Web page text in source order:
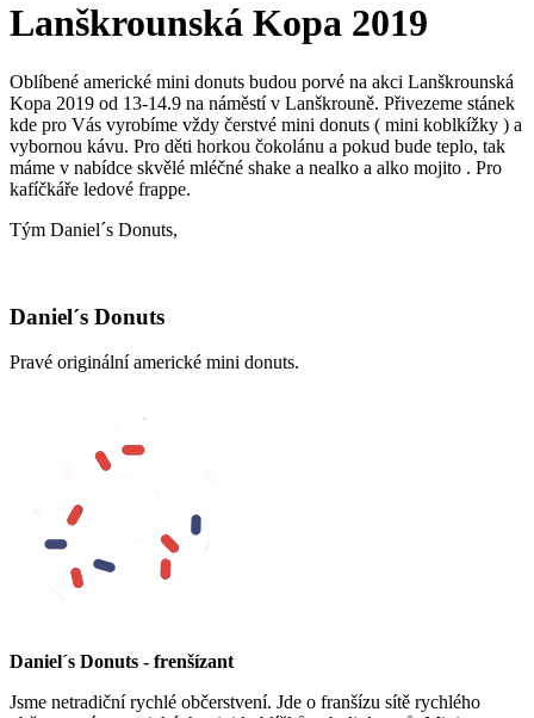
Lanškrounská Kopa 2019
Oblíbené americké mini donuts budou porvé na akci Lanškrounská
Kopa 2019 od 13-14.9 na náměstí v Lanškrouně. Přivezeme stánek
kde pro Vás vyrobíme vždy čerstvé mini donuts ( mini koblkížky ) a
vybornou kávu. Pro děti horkou čokolánu a pokud bude teplo, tak
máme v nabídce skvělé mléčné shake a nealko a alko mojito . Pro
kafíčkáře ledové frappe.
Tým Daniel´s Donuts,
Daniel´s Donuts
Pravé originální americké mini donuts.
Daniel´s Donuts - frenšízant
Jsme netradiční rychlé občerstvení. Jde o franšízu sítě rychlého